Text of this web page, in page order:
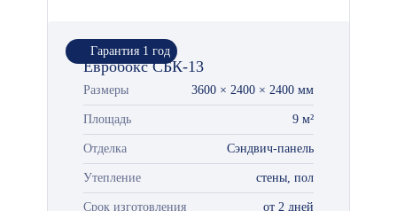
Гарантия 1 год
Евробокс СБК-13
Размеры 3600 × 2400 × 2400 мм
Площадь 9 м²
Отделка Сэндвич-панель
Утепление стены, пол
Срок изготовления от 2 дней